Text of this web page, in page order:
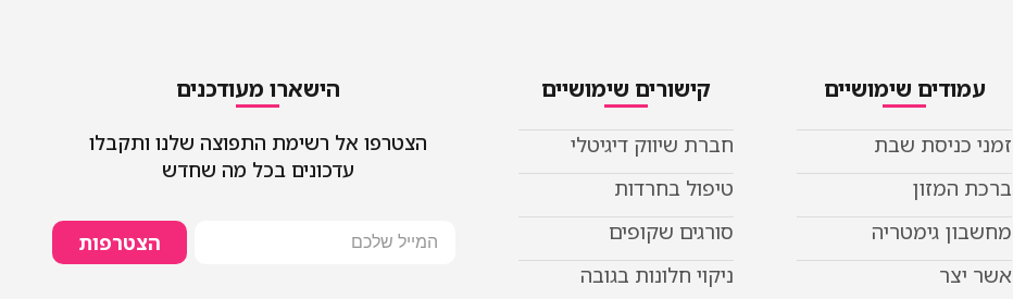
עמודים שימושיים
זמני כניסת שבת
ברכת המזון
מחשבון גימטריה
אשר יצר
קישורים שימושיים
חברת שיווק דיגיטלי
טיפול בחרדות
סורגים שקופים
ניקוי חלונות בגובה
הישארו מעודכנים
הצטרפו אל רשימת התפוצה שלנו ותקבלו
עדכונים בכל מה שחדש
הצטרפות